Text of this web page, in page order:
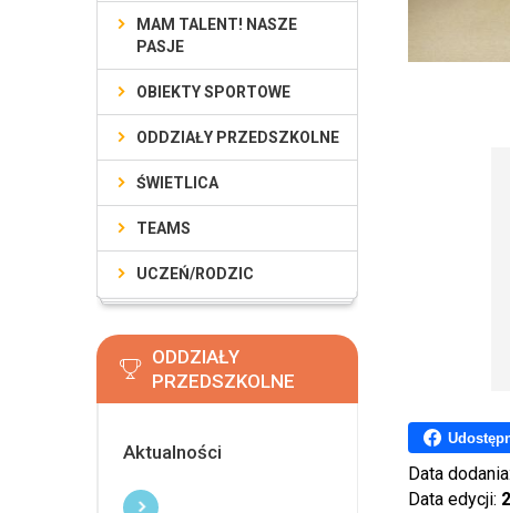
Data dodania:
Data edycji:
MAM TALENT! NASZE
PASJE
OBIEKTY SPORTOWE
ODDZIAŁY PRZEDSZKOLNE
ŚWIETLICA
TEAMS
UCZEŃ/RODZIC
ODDZIAŁY
PRZEDSZKOLNE
Aktualności